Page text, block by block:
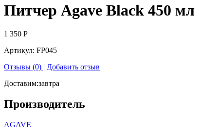
Питчер Agave Black 450 мл
1 350 Р
Артикул: FP045
Отзывы (0) | Добавить отзыв
Доставим:завтра
Производитель
AGAVE